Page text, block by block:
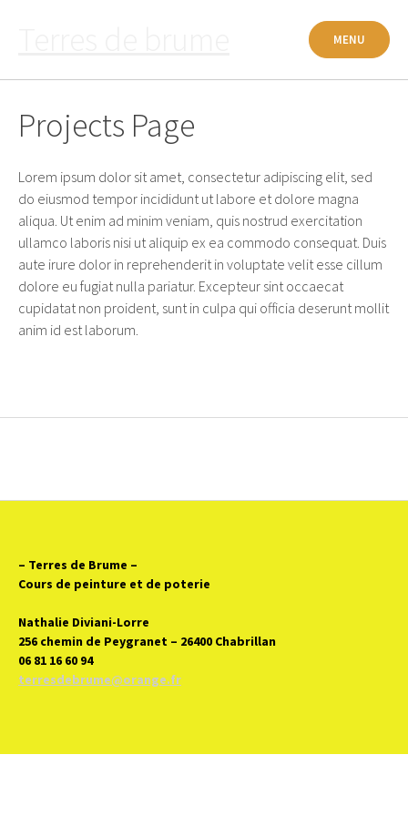
MENU
Projects Page
Lorem ipsum dolor sit amet, consectetur adipiscing elit, sed
do eiusmod tempor incididunt ut labore et dolore magna
aliqua. Ut enim ad minim veniam, quis nostrud exercitation
ullamco laboris nisi ut aliquip ex ea commodo consequat. Duis
aute irure dolor in reprehenderit in voluptate velit esse cillum
dolore eu fugiat nulla pariatur. Excepteur sint occaecat
cupidatat non proident, sunt in culpa qui officia deserunt mollit
anim id est laborum.
– Terres de Brume –
Cours de peinture et de poterie
Nathalie Diviani-Lorre
256 chemin de Peygranet – 26400 Chabrillan
06 81 16 60 94
terresdebrume@orange.fr